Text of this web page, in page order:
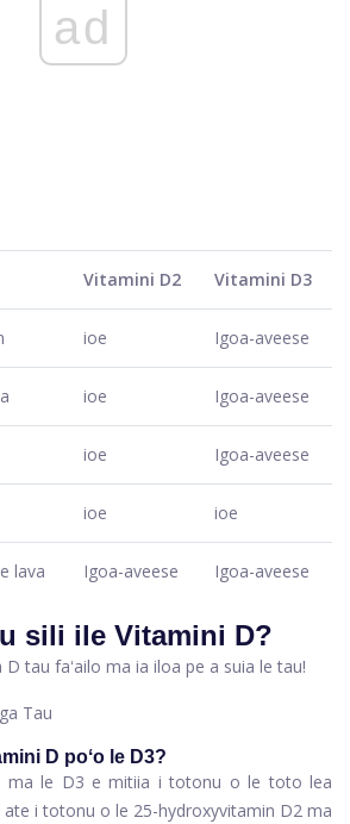
ad
Vitamini D2 Vitamini D3
ioe Igoa-aveese
ioe Igoa-aveese
ioe Igoa-aveese
ioe ioe
lava Igoa-aveese Igoa-aveese
sili ile Vitamini D?
tau faʻailo ma ia iloa pe a suia le tau!
Tau
D poʻo le D3?
ma le D3 e mitiia i totonu o le toto lea
i totonu o le 25-hydroxyvitamin D2 ma